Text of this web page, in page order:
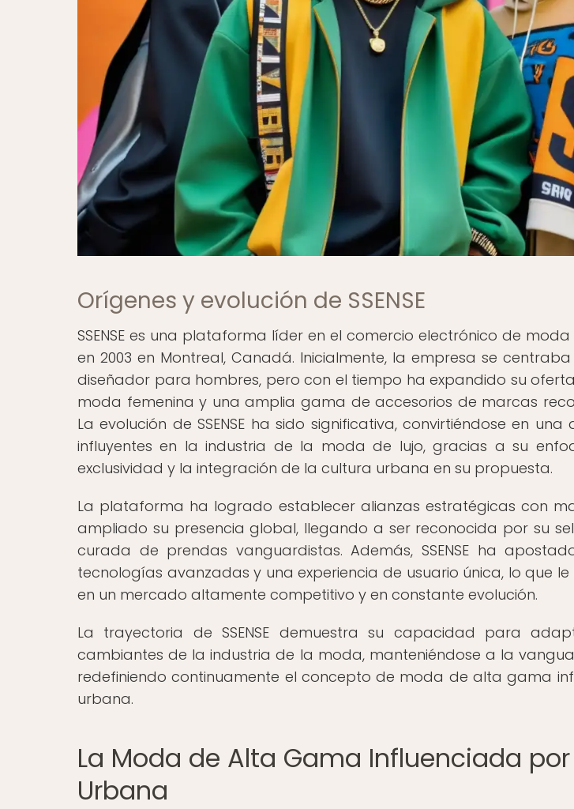
Orígenes y evolución de SSENSE
SSENSE es una plataforma líder en el comercio electrónico de
en 2003 en Montreal, Canadá. Inicialmente, la empresa se
diseñador para hombres, pero con el tiempo ha expandido su
moda femenina y una amplia gama de accesorios de marcas
La evolución de SSENSE ha sido significativa, convirtiéndose en
influyentes en la industria de la moda de lujo, gracias a su
exclusividad y la integración de la cultura urbana en su propuesta.
La plataforma ha logrado establecer alianzas estratégicas con
ampliado su presencia global, llegando a ser reconocida por su
curada de prendas vanguardistas. Además, SSENSE ha
tecnologías avanzadas y una experiencia de usuario única, lo que
en un mercado altamente competitivo y en constante evolución.
La trayectoria de SSENSE demuestra su capacidad para
cambiantes de la industria de la moda, manteniéndose a la
redefiniendo continuamente el concepto de moda de alta gama
urbana.
La Moda de Alta Gama Influenciada
Urbana